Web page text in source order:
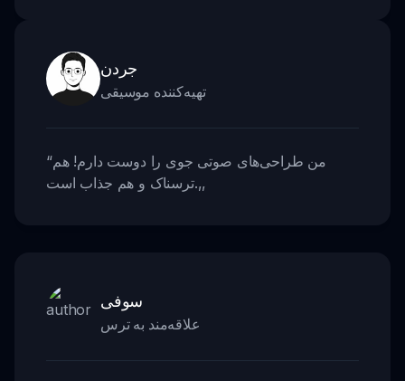
جردن
تهیه‌کننده موسیقی
“من طراحی‌های صوتی جوی را دوست دارم! هم
ترسناک و هم جذاب است.,,
سوفی
علاقه‌مند به ترس